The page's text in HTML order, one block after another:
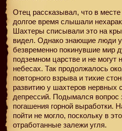
Отец рассказывал, что в
долгое время слышали
Шахтеры списывали это на
видел. Однако знающие люди
безвременно покинувшие мир
подземном царстве и не могут
небесах. Так продолжалось
повторного взрыва и тихие
развитию у шахтеров нервных
депрессий. Подымался вопрос
погашения горной выработки.
пойти не могло, поскольку в
отработанные залежи угля.